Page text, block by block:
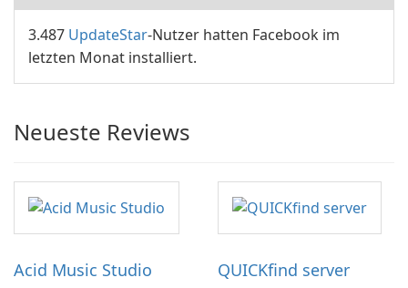
3.487 UpdateStar-Nutzer hatten Facebook im
letzten Monat installiert.
Neueste Reviews
Acid Music Studio QUICKfind server